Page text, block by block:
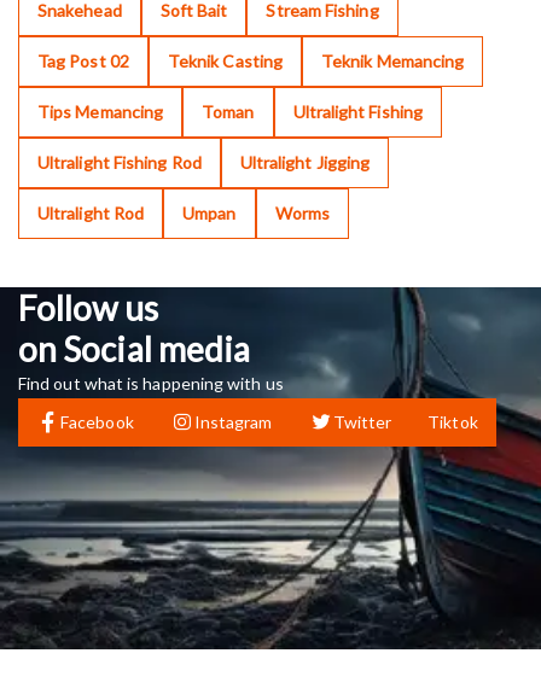
Snakehead Soft Bait Stream Fishing
Tag Post 02 Teknik Casting Teknik Memancing
Tips Memancing Toman Ultralight Fishing
Ultralight Fishing Rod Ultralight Jigging
Ultralight Rod Umpan Worms
Follow us
on Social media
Find out what is happening with us
Facebook
Instagram Twitter Tiktok